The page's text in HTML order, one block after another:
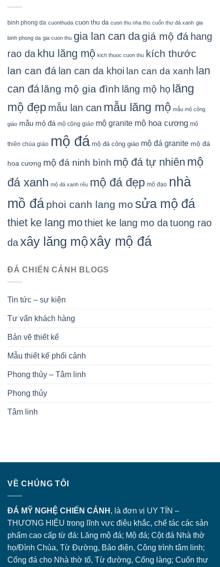
binh phong da cuonthuda cuon thu da cuon thu nha tho cuốn thư đá xanh gia
binh phong da gia cuon thu gia lan can dagiá mộ đá hang
rao da khu lăng mộ kich thuoc cuon thu kích thước
lan can đá lan can da khoi lan can da xanh lan
can đá lăng mộ gia đình lăng mộ họ lăng
mộ đẹp mẫu lan can mẫu lăng mộ mẫu mộ công
giáo mẫu mộ đá mộ công giáo mộ granite mộ hoa cương mộ
thiên chúa giáo mộ đá mộ đá công giáo mộ đá granite mộ đá
hoa cương mộ đá ninh bình mộ đá tự nhiên mộ
đá xanh mộ đá xanh rêu mộ đá đẹp mộ đạo nhà
mồ đá phoi canh lang mo sửa mộ đá
thiet ke lang mothiet ke lang mo datuong rao
daxây lăng mộxây mộ đá
ĐÁ CHIẾN CẢNH BLOGS
Tin tức – sự kiện
Tư vấn khách hàng
Bản vẽ thiết kế
Mẫu thiết kế phối cảnh
Phong thủy – Tâm linh
Phong thủy
Tâm linh
VỀ CHÚNG TÔI
ĐÁ MỸ NGHỆ CHIẾN CẢNH , là đơn vị UY TÍN –
THƯƠNG HIỆU trong lĩnh vực điêu khắc, chế tác các sản
phẩm cao cấp từ đá: Lăng mộ đá; Mộ đá; Cột đá Nhà thờ
họ/Đình Chùa, Từ Đường, Bảo điện, Công trình tâm linh;
Cổng đá cho Nhà thờ tổ, Từ đường, Cổng làng; Cuốn thư